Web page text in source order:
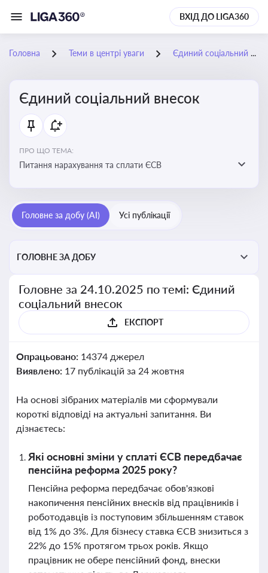
ВХІД ДО LIGA360
Головна Теми в центрі уваги Єдиний соціальний внесок
Єдиний соціальний внесок
ПРО ЩО ТЕМА:
Питання нарахування та сплати ЄСВ
Головне за добу (AI) Усі публікації
ГОЛОВНЕ ЗА ДОБУ
Головне за 24.10.2025 по темі: Єдиний
соціальний внесок
ЕКСПОРТ
Опрацьовано: 14374 джерел
Виявлено: 17 публікацій за 24 жовтня
На основі зібраних матеріалів ми сформували
короткі відповіді на актуальні запитання. Ви
дізнаєтесь:
Які основні зміни у сплаті ЄСВ передбачає
пенсійна реформа 2025 року?
Пенсійна реформа передбачає обов'язкові
накопичення пенсійних внесків від працівників і
роботодавців із поступовим збільшенням ставок
від 1% до 3%. Для бізнесу ставка ЄСВ знизиться з
22% до 15% протягом трьох років. Якщо
працівник не обере пенсійний фонд, внески